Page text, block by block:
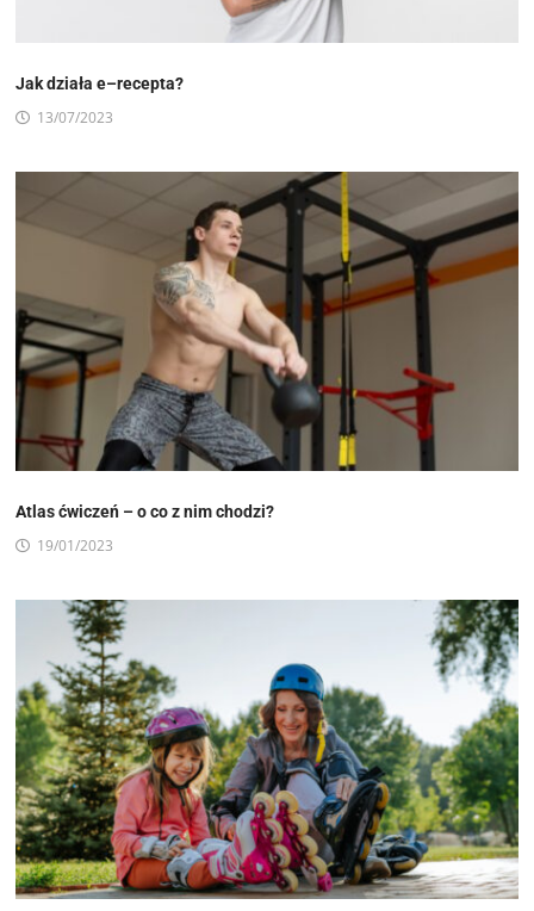
Jak działa e–recepta?
13/07/2023
Atlas ćwiczeń – o co z nim chodzi?
19/01/2023